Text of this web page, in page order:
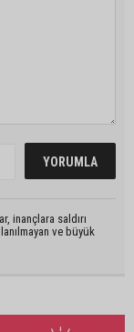
inançlara saldırı
ve büyük